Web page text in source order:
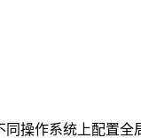
操作系统上配置全